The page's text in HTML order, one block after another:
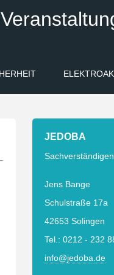
JEDOBA
Jens Bange
Schulstraße 17a
42653 Solingen
Tel.: 0212 - 232
info@jedoba.de